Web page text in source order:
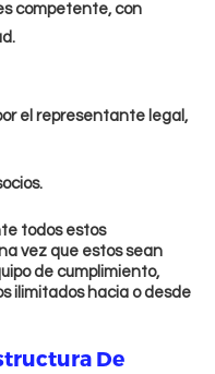
competente, con
el representante legal,
todos estos
vez que estos sean
de cumplimiento,
ilimitados hacia o desde
De